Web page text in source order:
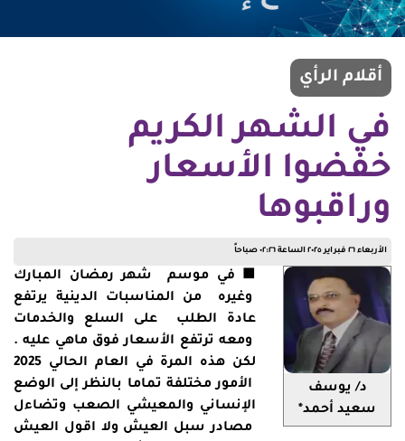
أقلام الرأي
في الشهر الكريم
خفضوا الأسعار
وراقبوها
الأربعاء ٢٦ فبراير ٢٠٢٥ الساعة ٠٢:٢٦ صباحاً
د/ يوسف
سعيد أحمد*
■ في موسم شهر رمضان المبارك
وغيره من المناسبات الدينية يرتفع
عادة الطلب على السلع والخدمات
ومعه ترتفع الأسعار فوق ماهي عليه .
لكن هذه المرة في العام الحالي 2025
الأمور مختلفة تماما بالنظر إلى الوضع
الإنساني والمعيشي الصعب وتضاءل
مصادر سبل العيش ولا اقول العيش